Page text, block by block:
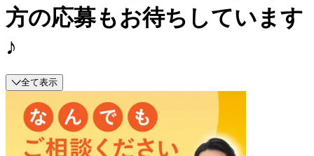
方の応募もお待ちしています
♪
全て表示